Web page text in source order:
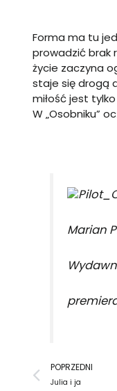
Forma ma tu
prowadzić brak
życie zaczyna
staje się drogą
miłość jest
W „Osobniku”
Marian
Prev
POPRZEDNI
Julia i ja